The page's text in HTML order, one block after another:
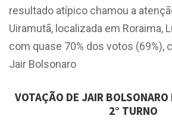
resultado atípico chamou a
Uiramutã, localizada em Roraima,
com quase 70% dos votos (69%),
Jair Bolsonaro